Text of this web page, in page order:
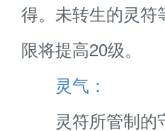
得。未转生的灵符
限将提高20级。
灵气：
灵符所管制的